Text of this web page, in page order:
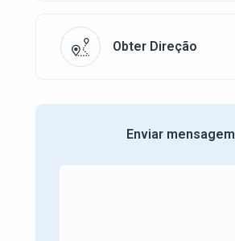
Obter Direção
Enviar mensagem